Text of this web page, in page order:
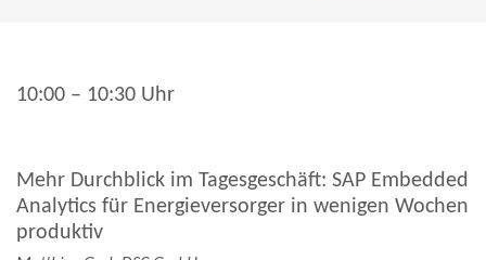
10:00 – 10:30 Uhr
Mehr Durchblick im Tagesgeschäft: SAP Embedded
Analytics für Energieversorger in wenigen Wochen
produktiv